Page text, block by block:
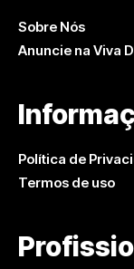
Sobre Nós
Anuncie na Viva
Política de
Termos de uso